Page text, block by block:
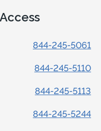
844-245-5061
844-245-5110
844-245-5113
844-245-5244